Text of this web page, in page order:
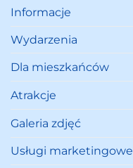
Informacje
Wydarzenia
Dla mieszkańców
Atrakcje
Galeria zdjęć
Usługi marketingowe